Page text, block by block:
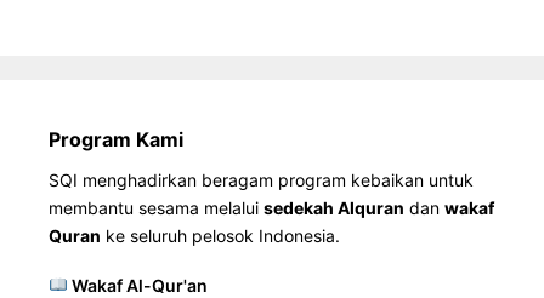
Program Kami
SQI menghadirkan beragam program kebaikan untuk
membantu sesama melalui sedekah Alquran dan wakaf
Quran ke seluruh pelosok Indonesia.
Wakaf Al-Qur'an